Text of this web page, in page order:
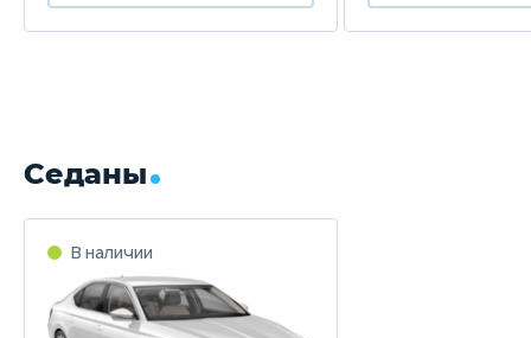
Седаны
В наличии